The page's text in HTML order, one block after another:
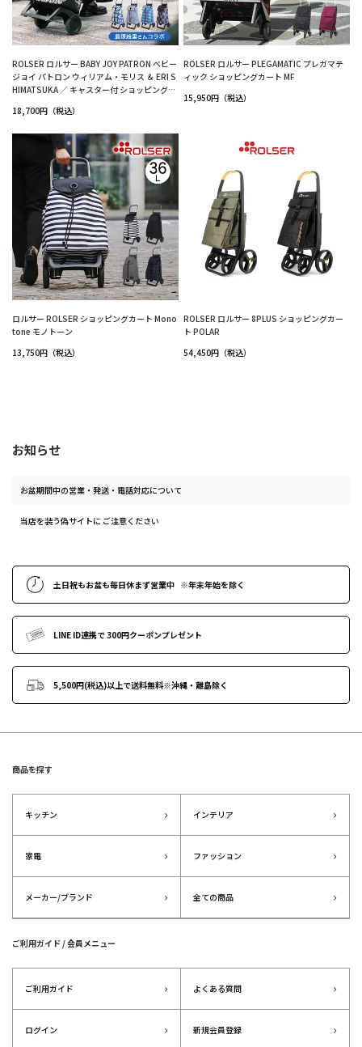
ROLSER ロルサー BABY JOY PATRON ベビー
ジョイ パトロン ウィリアム・モリス ＆ ERI S
HIMATSUKA ／ キャスター付 ショッピングバ
PORT 島塚絵里 ウィリアム・モリス
18,700円（税込）
ROLSER ロルサー PLEGAMATIC プレガマテ
ィック ショッピングカート MF
15,950円（税込）
ロルサー ROLSER ショッピングカート Mono
tone モノトーン
13,750円（税込）
ROLSER ロルサー 8PLUS ショッピングカー
ト POLAR
54,450円（税込）
お知らせ
お盆期間中の営業・発送・電話対応について
当店を装う偽サイトに ご注意ください
土日祝もお盆も毎日休まず営業中 ※年末年始を除く
LINE ID連携で300円クーポンプレゼント
5,500円(税込)以上で送料無料※沖縄・離島除く
商品を探す
キッチン インテリア
家電 ファッション
メーカー/ブランド 全ての商品
ご利用ガイド / 会員メニュー
ご利用ガイド よくある質問
ログイン 新規会員登録